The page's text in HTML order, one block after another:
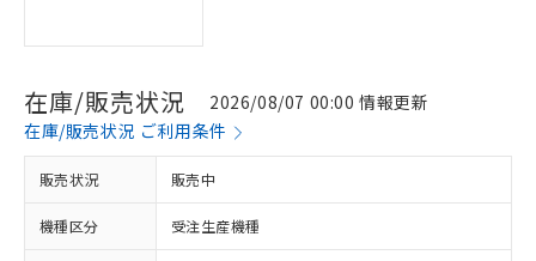
在庫/販売状況
2026/08/07 00:00 情報更新
在庫/販売状況 ご利用条件
販売状況 販売中
機種区分 受注生産機種